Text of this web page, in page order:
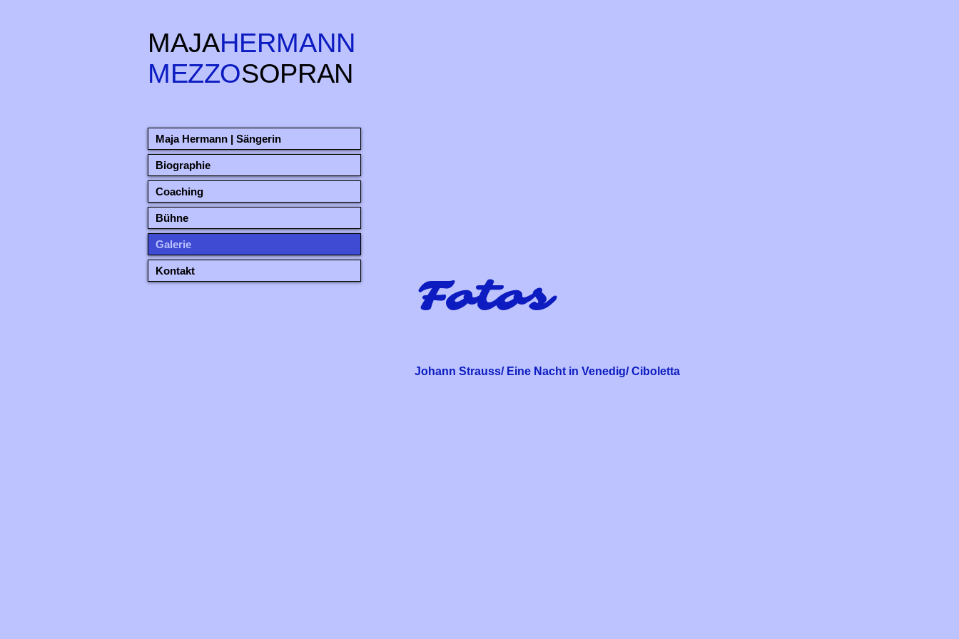
MAJAHERMANN
MEZZOSOPRAN
Maja Hermann | Sängerin
Biographie
Coaching
Bühne
Galerie
Kontakt Fotos
Johann Strauss/ Eine Nacht in Venedig/ Ciboletta